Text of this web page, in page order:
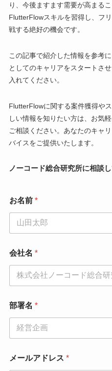
り、今後ますます需要が高まる
FlutterFlowスキルを習得し、フ
戦する絶好の機会です。
この記事で紹介した情報を参考
としてのキャリアをスタートさ
入れてください。
FlutterFlowに関する案件獲得や
しい情報を知りたい方は、お気
ご相談ください。あなたのキャ
バイスをご提供いたします。
ノーコード総合研究所に相談
お名前 *
会社名 *
部署名 *
問
い
メールアドレス *